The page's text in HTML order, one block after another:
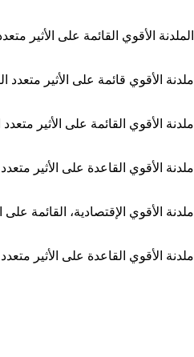
الملدنة الأقوي القائمة على الأثير
ملدنة الأقوي قائمة على الأثير متعدد
ملدنة الأقوي القائمة على الأثير
ملدنة الأقوي القاعدة على الأثير
ملدنة الأقوي الإقتصادیة، القائمة
ملدنة الأقوي القاعدة على الأثير